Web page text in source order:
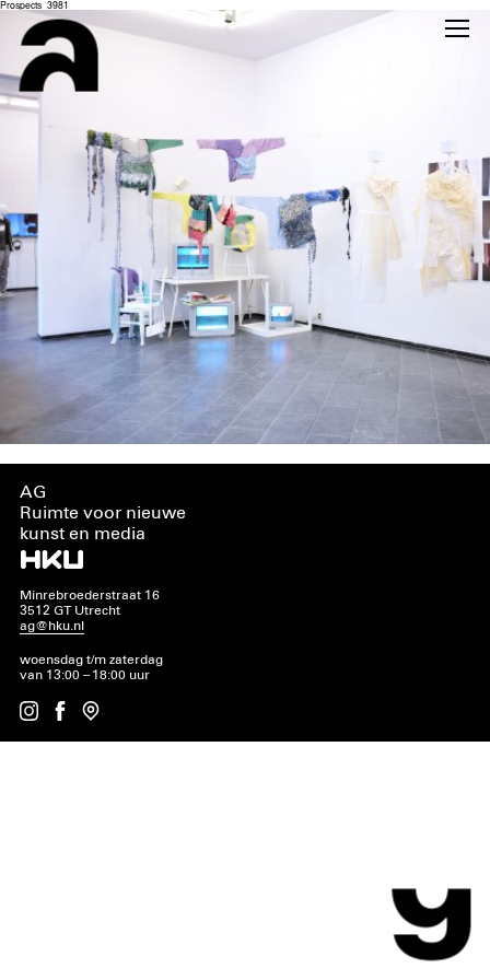
Prospects_3981
AG
Ruimte voor nieuwe
kunst en media
Minrebroederstraat 16
3512 GT Utrecht
ag@hku.nl
woensdag t/m zaterdag
van 13:00 – 18:00 uur